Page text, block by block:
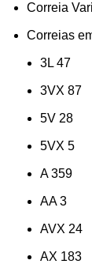
Correia
Correias
3L 47
3VX 87
5V 28
5VX 5
A 359
AA 3
AVX 24
AX 183